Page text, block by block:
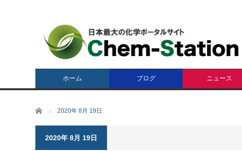
ホーム ブログ ニュース
ホーム 2020年 8月 19日
2020年 8月 19日